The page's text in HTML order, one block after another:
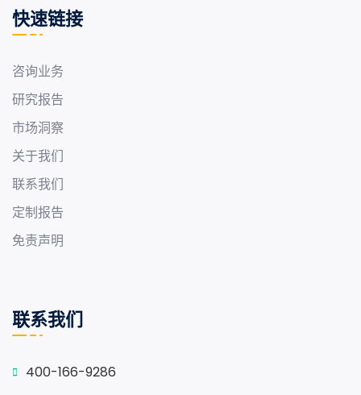
快速链接
咨询业务
研究报告
市场洞察
关于我们
联系我们
定制报告
免责声明
联系我们
400-166-9286